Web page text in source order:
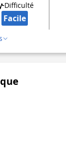
Difficulté
Facile